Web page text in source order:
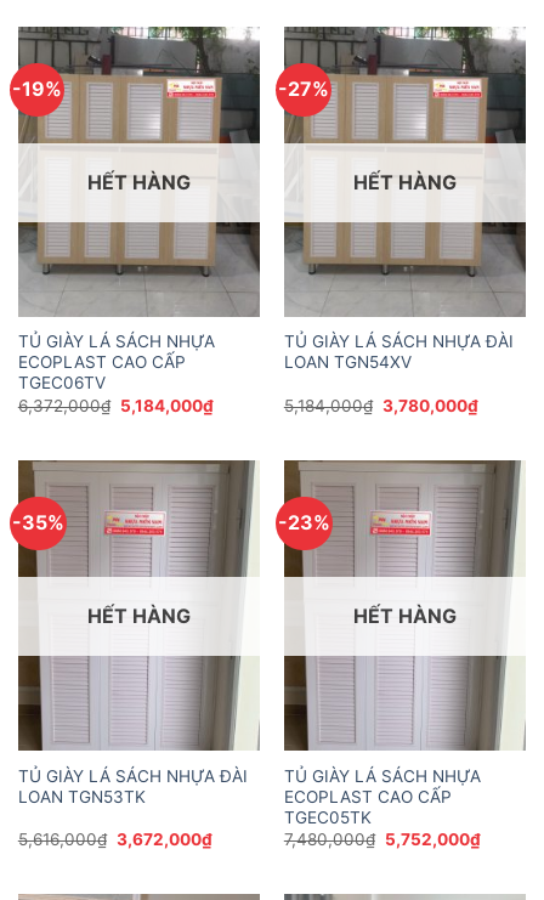
-19%
HẾT HÀNG
TỦ GIÀY LÁ SÁCH NHỰA
ECOPLAST CAO CẤP
TGEC06TV
6,372,000₫ Giá
gốc
5,184,000₫Giá
hiện
5,184,000₫.
-27%
HẾT HÀNG
TỦ GIÀY LÁ SÁCH NHỰA ĐÀI
LOAN TGN54XV
5,184,000₫ Giá
gốc
3,780,000₫Giá
hiện
-35%
HẾT HÀNG
TỦ GIÀY LÁ SÁCH NHỰA ĐÀI
LOAN TGN53TK
5,616,000₫ Giá
gốc
3,672,000₫Giá
hiện
-23%
HẾT HÀNG
TỦ GIÀY LÁ SÁCH NHỰA
ECOPLAST CAO CẤP
TGEC05TK
7,480,000₫ Giá
gốc
5,752,000₫Giá
hiện